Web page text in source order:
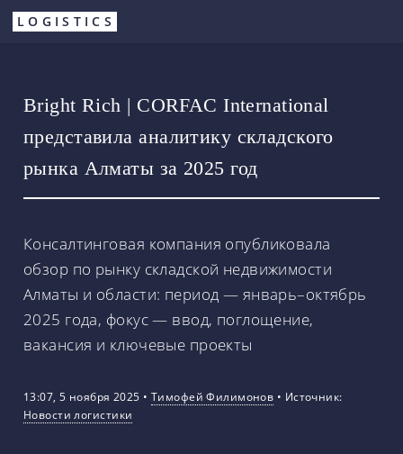
Перейти
LOGISTICS
Bright Rich | CORFAC International
представила аналитику складского
рынка Алматы за 2025 год
Консалтинговая компания опубликовала
обзор по рынку складской недвижимости
Алматы и области: период — январь–октябрь
2025 года, фокус — ввод, поглощение,
вакансия и ключевые проекты
13:07, 5 ноября 2025 • Тимофей Филимонов • Источник:
Новости логистики